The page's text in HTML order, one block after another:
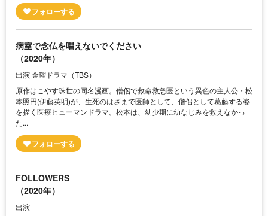
病室で念仏を唱えないでください
（2020年）
出演 金曜ドラマ（TBS）
原作はこやす珠世の同名漫画。僧侶で救命救急医という異色の主人公・松
本照円(伊藤英明)が、生死のはざまで医師として、僧侶として葛藤する姿
を描く医療ヒューマンドラマ。松本は、幼少期に幼なじみを救えなかっ
た...
FOLLOWERS
（2020年）
出演